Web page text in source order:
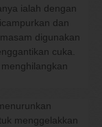
ialah dengan
dan
digunakan
cuka.
menggelakkan